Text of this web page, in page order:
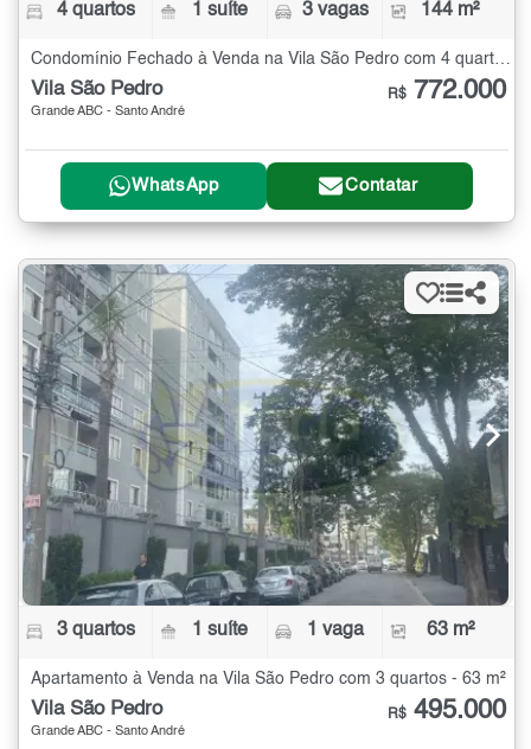
4 quartos 1 suíte 3 vagas 144 m²
Condomínio Fechado à Venda na Vila São Pedro com 4 quartos - 144 m²
Vila São Pedro
Grande ABC - Santo André
R$ 772.000
WhatsApp Contatar
3 quartos 1 suíte 1 vaga 63 m²
Apartamento à Venda na Vila São Pedro com 3 quartos - 63 m²
Vila São Pedro
Grande ABC - Santo André
R$ 495.000